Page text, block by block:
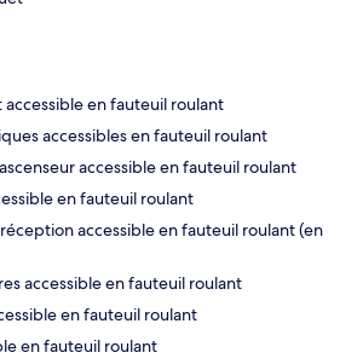
en fauteuil roulant
accessibles en fauteuil roulant
accessible en fauteuil roulant
en fauteuil roulant
accessible en fauteuil roulant (en
accessible en fauteuil roulant
en fauteuil roulant
en fauteuil roulant